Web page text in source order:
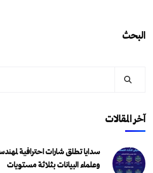
البحث
آخر المقالات
سدايا تطلق شارات احترافية
وعلماء البيانات بثلاثة مستويات